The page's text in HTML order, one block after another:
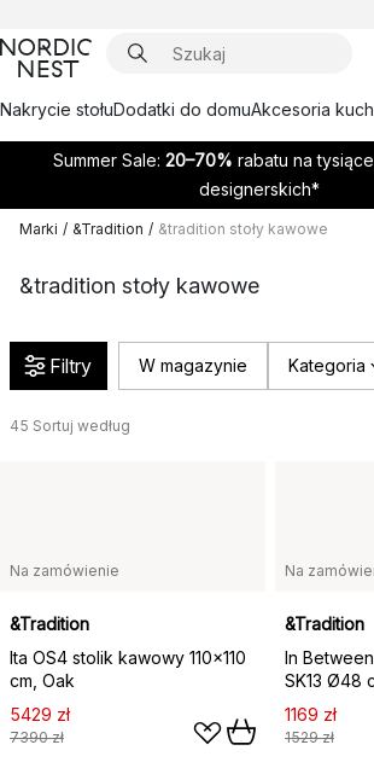
Nakrycie stołuDodatki do domuAkcesoria
Summer Sale: 20–70% rabatu na
designerskich*
Marki / &Tradition / &tradition stoły kawowe
&tradition stoły kawowe
Filtry W magazynie Kategoria
45 Sortuj według
Na zamówienie
&Tradition
Ita OS4 stolik kawowy 110x110
cm, Oak
5429 zł
7390 zł
Na
&Tradition
In
SK13 Ø48
oak
1169 zł
1529 zł